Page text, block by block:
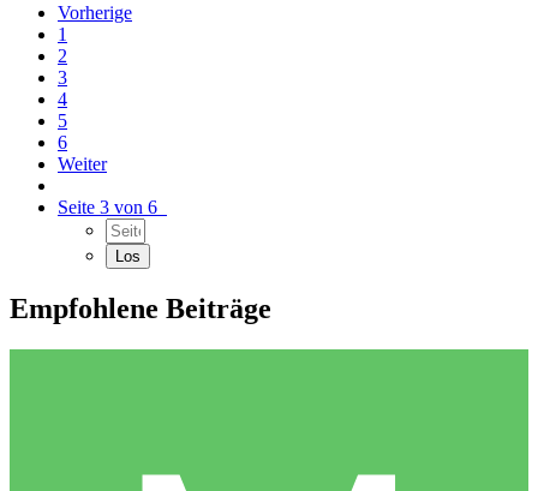
Vorherige
1
2
3
4
5
6
Weiter
Seite 3 von 6
Empfohlene Beiträge